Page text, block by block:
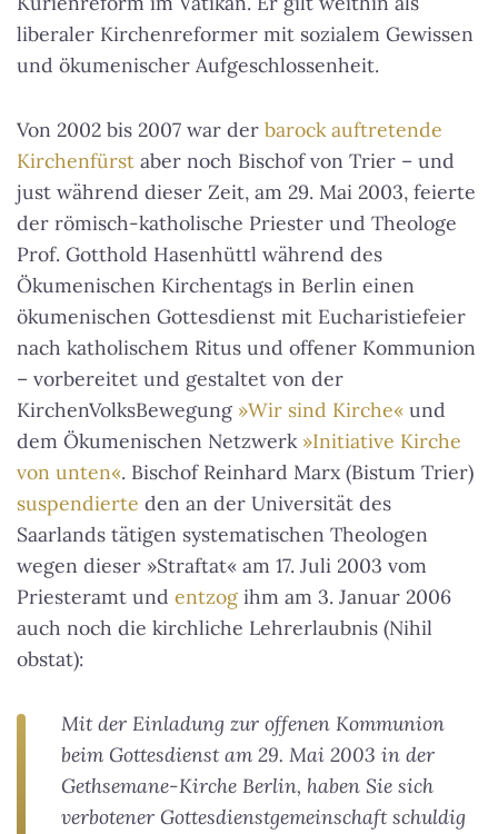
liberaler Kirchenreformer mit sozialem Gewissen
und ökumenischer Aufgeschlossenheit.
Von 2002 bis 2007 war der barock auftretende
Kirchenfürst aber noch Bischof von Trier – und
just während dieser Zeit, am 29. Mai 2003, feierte
der römisch-katholische Priester und Theologe
Prof. Gotthold Hasenhüttl während des
Ökumenischen Kirchentags in Berlin einen
ökumenischen Gottesdienst mit Eucharistiefeier
nach katholischem Ritus und offener Kommunion
– vorbereitet und gestaltet von der
KirchenVolksBewegung »Wir sind Kirche« und
dem Ökumenischen Netzwerk »Initiative Kirche
von unten«. Bischof Reinhard Marx (Bistum Trier)
suspendierte den an der Universität des
Saarlands tätigen systematischen Theologen
wegen dieser »Straftat« am 17. Juli 2003 vom
Priesteramt und entzog ihm am 3. Januar 2006
auch noch die kirchliche Lehrerlaubnis (Nihil
obstat):
Mit der Einladung zur offenen Kommunion
beim Gottesdienst am 29. Mai 2003 in der
Gethsemane-Kirche Berlin, haben Sie sich
verbotener Gottesdienstgemeinschaft schuldig